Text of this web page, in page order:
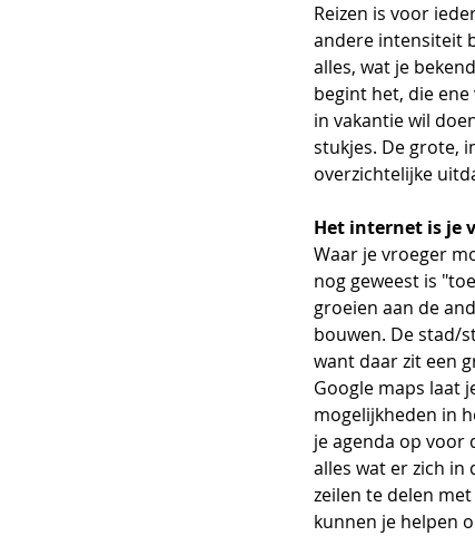
Reizen is voor
andere intensiteit
alles, wat je
begint het, die
in vakantie wil
stukjes. De grote,
overzichtelijke
Het internet is je
Waar je vroeger
nog geweest is
groeien aan de
bouwen. De stad/
want daar zit een
Google maps laat
mogelijkheden in
je agenda op voor
alles wat er zich in
zeilen te delen
kunnen je helpen